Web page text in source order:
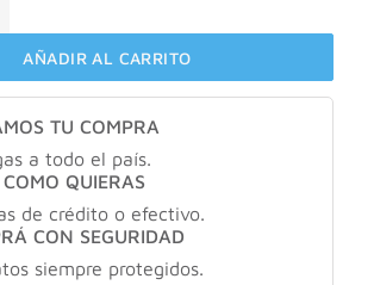
AÑADIR AL CARRITO
TU COMPRA
a todo el país.
QUIERAS
de crédito o efectivo.
CON SEGURIDAD
siempre protegidos.